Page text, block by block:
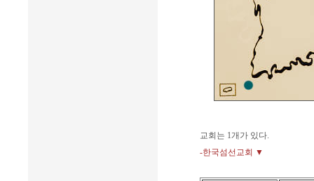
교회는 1개가 있다.
-한국섬선교회 ▼